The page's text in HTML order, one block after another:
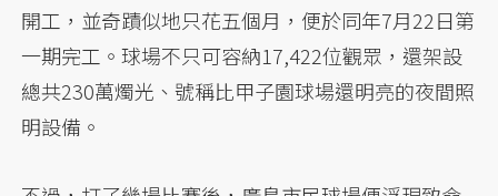
開工，並奇蹟似地只花五個月，便於同年7月22日第
一期完工。球場不只可容納17,422位觀眾，還架設
總共230萬燭光、號稱比甲子園球場還明亮的夜間照
明設備。